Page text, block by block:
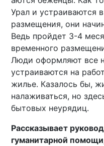
Урал и устраиваются
размещения, они
Ведь пройдет 3-4
временного
Люди оформляют все
устраиваются на
жилье. Казалось бы,
налаживаться, но
бытовых неурядиц.
Рассказывает
гуманитарной